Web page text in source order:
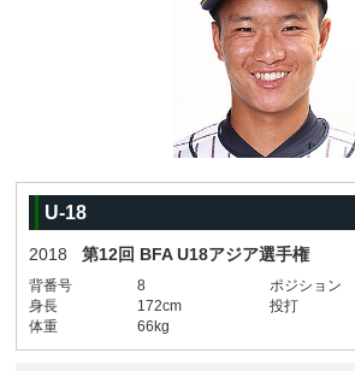
U-18
2018 第12回 BFA U18アジア選手権
背番号 8 ポジション
身長
172cm 投打
体重
66kg